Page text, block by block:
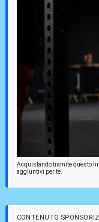
Acquistando tramite questo
aggiuntivi per te.
CONTENUTO